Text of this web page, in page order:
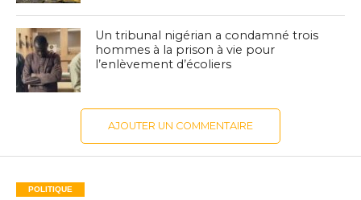
Un tribunal nigérian a condamné trois
hommes à la prison à vie pour
l’enlèvement d’écoliers
AJOUTER UN COMMENTAIRE
POLITIQUE